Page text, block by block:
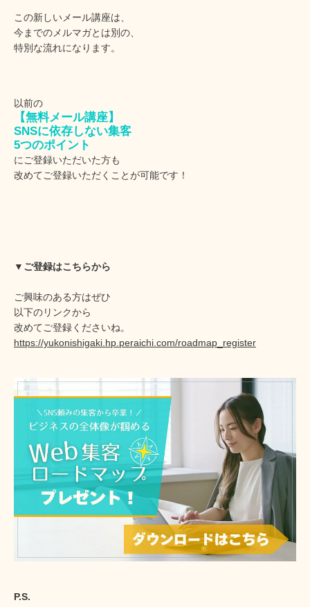
この新しいメール講座は、
今までのメルマガとは別の、
特別な流れになります。
以前の
【無料メール講座】
SNSに依存しない集客
5つのポイント
にご登録いただいた方も
改めてご登録いただくことが可能です！
▼ご登録はこちらから
ご興味のある方はぜひ
以下のリンクから
改めてご登録くださいね。
https://yukonishigaki.hp.peraichi.com/roadmap_register
P.S.